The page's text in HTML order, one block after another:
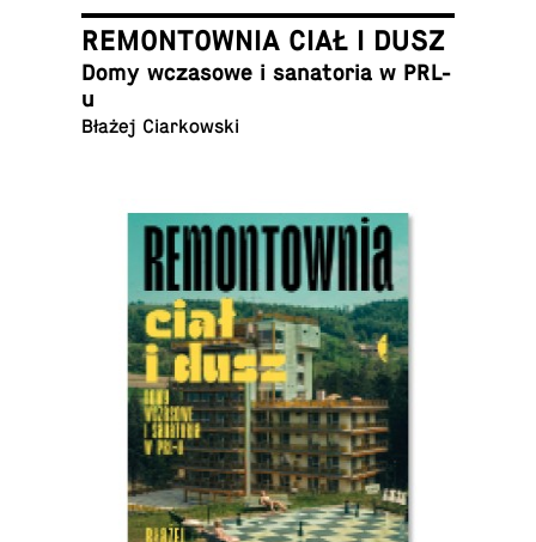
REMONTOWNIA CIAŁ I DUSZ
Domy wcza­so­we i sa­na­to­ria w PRL-
u
Błażej Ciarkowski